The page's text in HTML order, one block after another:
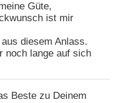
Güte,
ist mir
diesem Anlass.
noch lange auf sich
Beste zu Deinem